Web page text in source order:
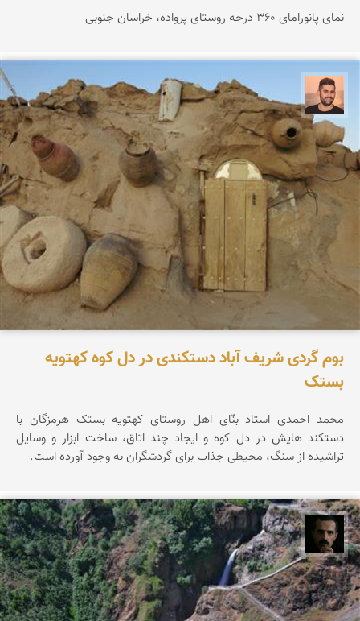
نمای پانورامای ۳۶۰ درجه روستای پرواده، خراسان جنوبی
ابراهیم رفیعی
بوم گردی شریف آباد دستکندی در دل کوه کهتویه
بستک
محمد احمدی استاد بنّای اهل روستای کهتویه بستک هرمزگان با
دستکند هایش در دل کوه و ایجاد چند اتاق، ساخت ابزار و وسایل
تراشیده از سنگ، محیطی جذاب برای گردشگران به وجود آورده است.
عباس رحمانی